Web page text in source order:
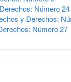
Número 24
y Derechos:
Número 27